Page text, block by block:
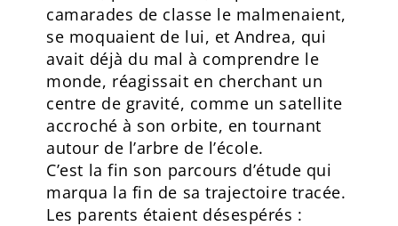
camarades de classe le malmenaient,
se moquaient de lui, et Andrea, qui
avait déjà du mal à comprendre le
monde, réagissait en cherchant un
centre de gravité, comme un satellite
accroché à son orbite, en tournant
autour de l’arbre de l’école.
C’est la fin son parcours d’étude qui
marqua la fin de sa trajectoire tracée.
Les parents étaient désespérés :